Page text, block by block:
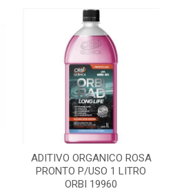
ADITIVO ORGANICO ROSA
PRONTO P/USO 1 LITRO
ORBI 19960